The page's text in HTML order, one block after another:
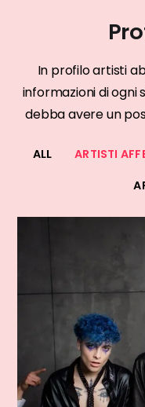
In profilo artisti
informazioni di ogni
debba avere un
ALL ARTISTI